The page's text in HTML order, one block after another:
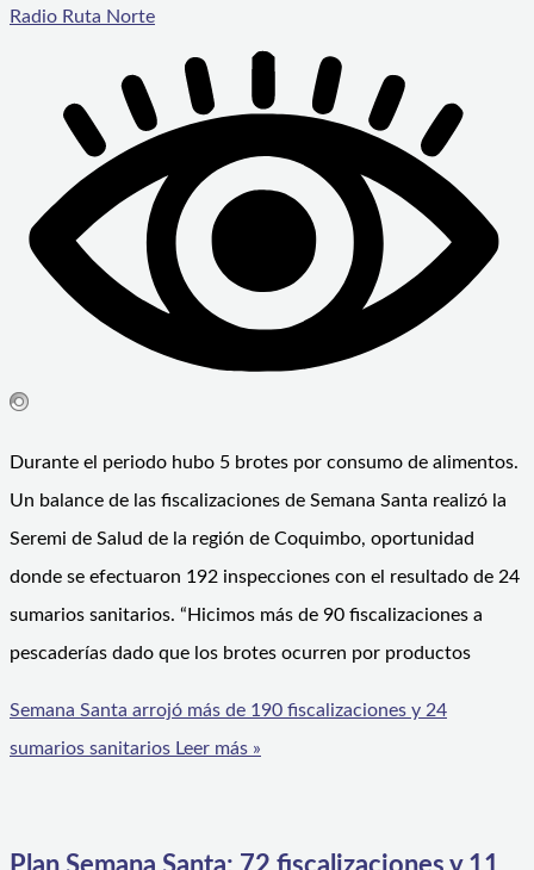
Radio Ruta Norte
Durante el periodo hubo 5 brotes por consumo de alimentos.
Un balance de las fiscalizaciones de Semana Santa realizó la
Seremi de Salud de la región de Coquimbo, oportunidad
donde se efectuaron 192 inspecciones con el resultado de 24
sumarios sanitarios. “Hicimos más de 90 fiscalizaciones a
pescaderías dado que los brotes ocurren por productos
Semana Santa arrojó más de 190 fiscalizaciones y 24
sumarios sanitarios Leer más »